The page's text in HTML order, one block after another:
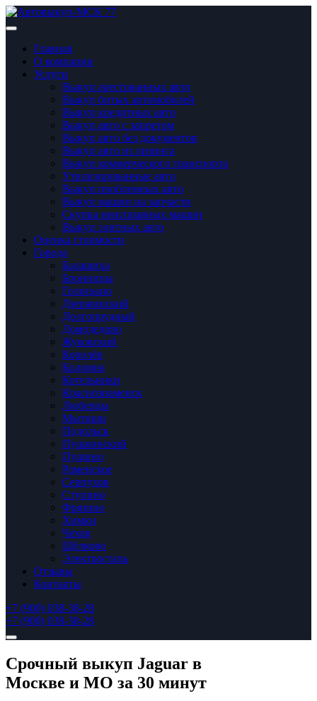
Главная
О компании
Услуги
Выкуп арестованных авто
Выкуп битых автомобилей
Выкуп кредитных авто
Выкуп авто с запретом
Выкуп авто без документов
Выкуп авто из лизинга
Выкуп коммерческого транспорта
Утилизированные авто
Выкуп проблемных авто
Выкуп машин на запчасти
Скупка неисправных машин
Выкуп элитных авто
Оценка стоимости
Города
Балашиха
Бронницы
Голицынo
Дзержинский
Долгопрудный
Домодедово
Жуковский
Королёв
Коломна
Котельники
Краснознаменск
Люберцы
Мытищи
Подольск
Пушкинский
Пущино
Раменское
Серпухов
Ступино
Фрязино
Химки
Чехов
Щёлково
Электросталь
Отзывы
Контакты
+7 (900) 038-38-28
+7 (900) 038-38-28
Срочный выкуп Jaguar в
Москве и МО за 30 минут